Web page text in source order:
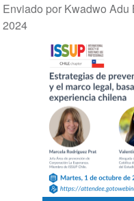
Enviado por Kwadwo Adu
2024